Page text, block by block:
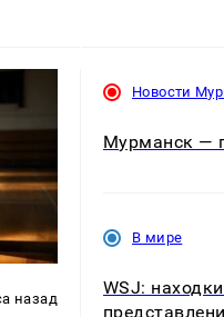
назад
Новости
Мурманск —
В мире
WSJ: